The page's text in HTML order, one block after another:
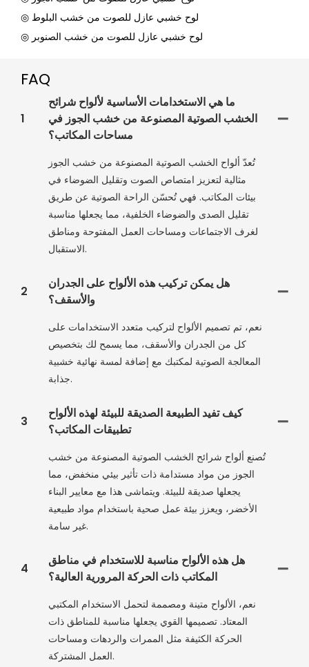
◎ لوح خشبي عازل للصوت من خشب البلوط
◎ لوح خشبي عازل للصوت من خشب الصنوبر
FAQ
1
ما هي الاستخدامات الأساسية لألواح شرائح
الخشب الصوتية المصنوعة من خشب الجوز في
مساحات المكاتب؟
تُعدّ ألواح الخشب الصوتية المصنوعة من خشب الجوز
مثالية لتعزيز امتصاص الصوت وتقليل الضوضاء في
بيئات المكاتب. فهي تُحسّن الراحة الصوتية عن طريق
تقليل الصدى والضوضاء الخلفية، مما يجعلها مناسبة
لغرف الاجتماعات ومساحات العمل المفتوحة ومناطق
الاستقبال.
2
هل يمكن تركيب هذه الألواح على الجدران
والأسقف؟
نعم، تم تصميم الألواح لتركيب متعدد الاستخدامات على
كل من الجدران والأسقف، مما يسمح لك بتخصيص
المعالجة الصوتية لمكتبك مع إضافة لمسة نهائية خشبية
جذابة.
3
كيف تفيد الطبيعة الصديقة للبيئة لهذه الألواح
تطبيقات المكاتب؟
تُصنع ألواح شرائح الخشب الصوتية المصنوعة من خشب
الجوز من مواد مستدامة ذات تأثير بيئي منخفض، مما
يجعلها صديقة للبيئة. ويتماشى هذا مع معايير البناء
الأخضر، ويعزز بيئة عمل صحية باستخدام مواد طبيعية
غير سامة.
4
هل هذه الألواح مناسبة للاستخدام في مناطق
المكاتب ذات الحركة المرورية العالية؟
نعم، الألواح متينة ومصممة لتحمل الاستخدام المكتبي
المعتاد. تصميمها القوي يجعلها مناسبة للمناطق ذات
الحركة الكثيفة مثل الممرات والردهات ومساحات
العمل المشتركة.